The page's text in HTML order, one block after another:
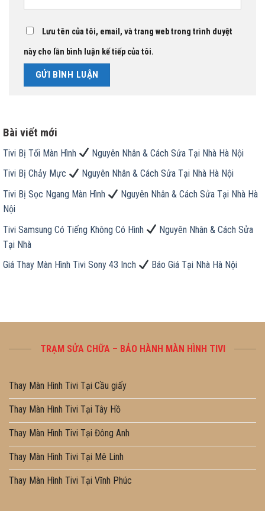
Lưu tên của tôi, email, và trang web trong trình duyệt
này cho lần bình luận kế tiếp của tôi.
Bài viết mới
Tivi Bị Tối Màn Hình
Nguyên Nhân & Cách Sửa Tại Nhà Hà Nội
Tivi Bị Chảy Mực
Nguyên Nhân & Cách Sửa Tại Nhà Hà Nội
Tivi Bị Sọc Ngang Màn Hình
Nguyên Nhân & Cách Sửa Tại Nhà Hà
Nội
Tivi Samsung Có Tiếng Không Có Hình
Nguyên Nhân & Cách Sửa
Tại Nhà
Giá Thay Màn Hình Tivi Sony 43 Inch
Báo Giá Tại Nhà Hà Nội
TRẠM SỬA CHỮA – BẢO HÀNH MÀN HÌNH TIVI
Thay Màn Hình Tivi Tại Cầu giấy
Thay Màn Hình Tivi Tại Tây Hồ
Thay Màn Hình Tivi Tại Đông Anh
Thay Màn Hình Tivi Tại Mê Linh
Thay Màn Hình Tivi Tại Vĩnh Phúc